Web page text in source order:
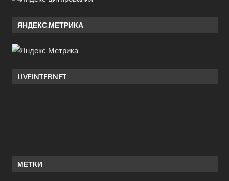
ЯНДЕКС.МЕТРИКА
LIVEINTERNET
МЕТКИ